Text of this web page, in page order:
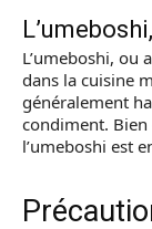
L’umeboshi, ou
dans la cuisine
généralement
condiment. Bien
l’umeboshi est